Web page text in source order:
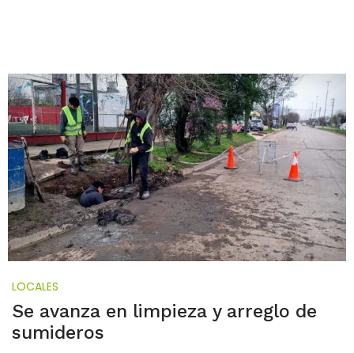
LOCALES
Se avanza en limpieza y arreglo de
sumideros